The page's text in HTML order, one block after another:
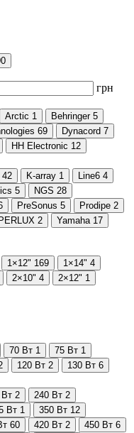
грн
Arctic 1 Behringer 5
69 Dynacord 7
HH Electronic 12
42 K-array 1 Line6 4
5 NGS 28
PreSonus 5 Prodipe 2
2 Yamaha 17
1×12" 169 1×14" 4
2×10" 4 2×12" 1
70 Вт 1 75 Вт 1
120 Вт 2 130 Вт 6
Вт 2 240 Вт 2
Вт 1 350 Вт 12
60 420 Вт 2 450 Вт 6